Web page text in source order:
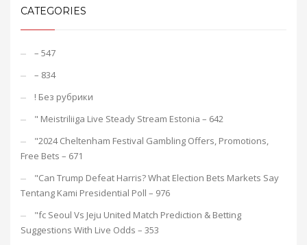
CATEGORIES
– 547
– 834
! Без рубрики
"️ Meistriliiga Live Steady Stream Estonia – 642
"2024 Cheltenham Festival Gambling Offers, Promotions,
Free Bets – 671
"Can Trump Defeat Harris? What Election Bets Markets Say
Tentang Kami Presidential Poll – 976
"fc Seoul Vs Jeju United Match Prediction & Betting
Suggestions With Live Odds – 353